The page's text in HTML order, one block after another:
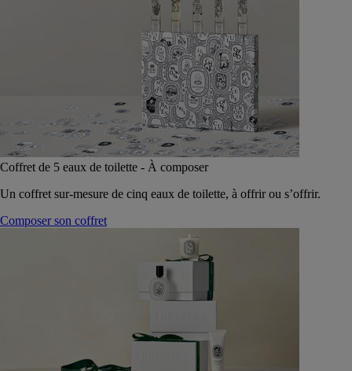
Coffret de 5 eaux de toilette - À composer
Un coffret sur-mesure de cinq eaux de toilette, à offrir ou s’offrir.
Composer son coffret